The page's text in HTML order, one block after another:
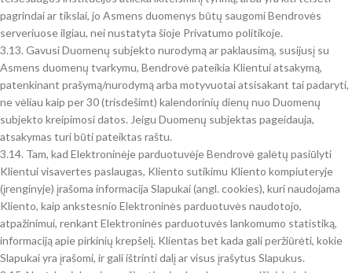
pagrindai ar tikslai, jo Asmens duomenys būtų saugomi Bendrovės
serveriuose ilgiau, nei nustatyta šioje Privatumo politikoje.
3.13. Gavusi Duomenų subjekto nurodymą ar paklausimą, susijusį su
Asmens duomenų tvarkymu, Bendrovė pateikia Klientui atsakymą,
patenkinant prašymą/nurodymą arba motyvuotai atsisakant tai padaryti,
ne vėliau kaip per 30 (trisdešimt) kalendorinių dienų nuo Duomenų
subjekto kreipimosi datos. Jeigu Duomenų subjektas pageidauja,
atsakymas turi būti pateiktas raštu.
3.14. Tam, kad Elektroninėje parduotuvėje Bendrovė galėtų pasiūlyti
Klientui visavertes paslaugas, Kliento sutikimu Kliento kompiuteryje
(įrenginyje) įrašoma informacija Slapukai (angl. cookies), kuri naudojama
Kliento, kaip ankstesnio Elektroninės parduotuvės naudotojo,
atpažinimui, renkant Elektroninės parduotuvės lankomumo statistiką,
informaciją apie pirkinių krepšelį. Klientas bet kada gali peržiūrėti, kokie
Slapukai yra įrašomi, ir gali ištrinti dalį ar visus įrašytus Slapukus.